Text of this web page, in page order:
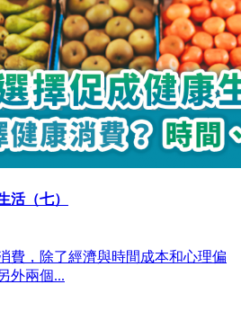
活（七）
費，除了經濟與時間成本和心理偏
外兩個...